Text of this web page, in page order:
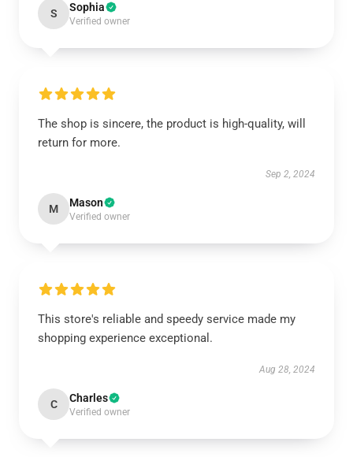
S Sophia
Verified owner
The shop is sincere, the product is high-quality, will
return for more.
Sep 2, 2024
M Mason
Verified owner
This store's reliable and speedy service made my
shopping experience exceptional.
Aug 28, 2024
C Charles
Verified owner